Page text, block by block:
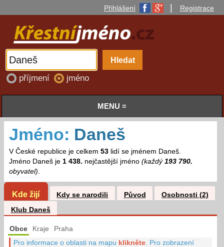
Přihlášení Registrace
příjmení jméno
MENU ≡
Jméno: Daneš
V České republice je celkem 53lidí se jménem Daneš.
Jméno Daneš je 1 438. nejčastější jméno (každý 193 790.
obyvatel).
Kde žijí Kdy se narodili Původ
Osobnosti (2)
Klub Daneš
Obce Kraje Praha
Pro informace o oblasti na mapu klikněte Pro zobrazení